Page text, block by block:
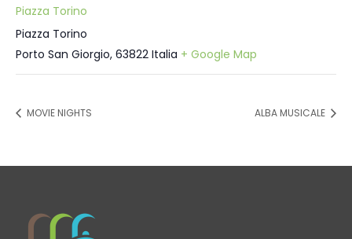
Piazza Torino
Piazza Torino
Porto San Giorgio, 63822 Italia + Google Map
MOVIE NIGHTS ALBA MUSICALE